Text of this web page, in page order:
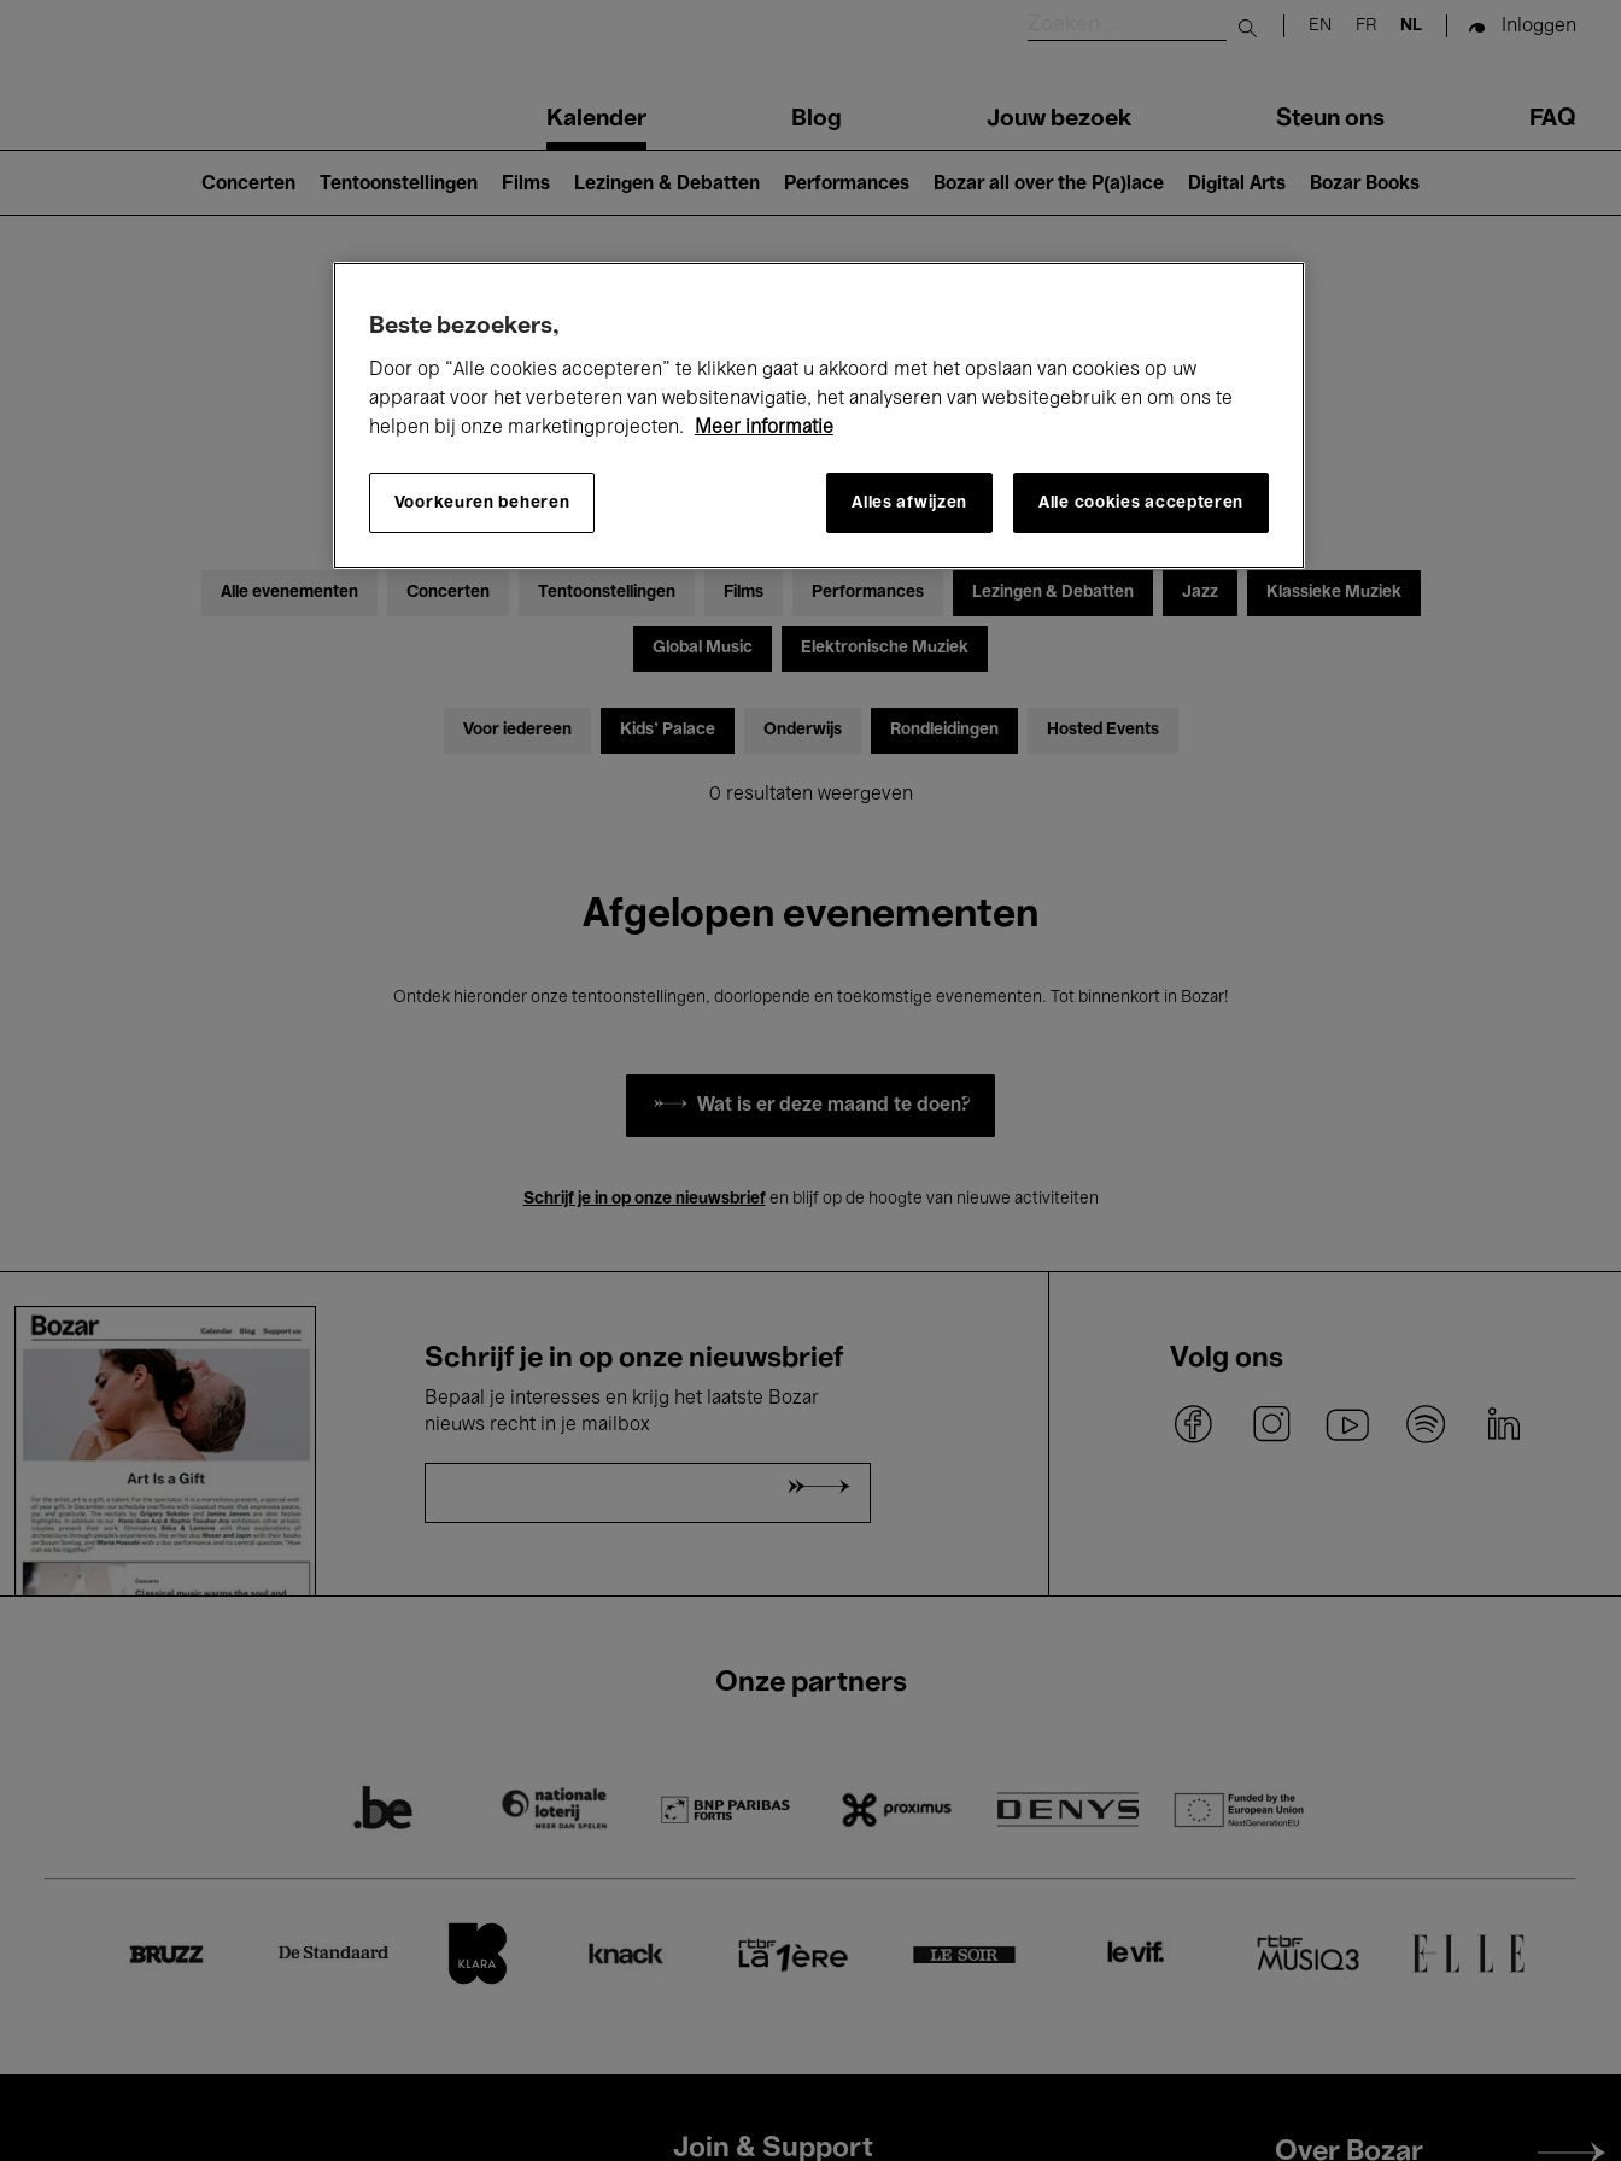
Submit search
EN FR NL Inloggen
navigationKalender Blog Jouw bezoek Steun ons FAQ
2)
Concerten Tentoonstellingen Films Lezingen & Debatten Performances Bozar all over the P(a)lace Digital Arts Bozar Books
Alle evenementen Concerten Tentoonstellingen Films Performances Lezingen & Debatten Jazz Klassieke Muziek
Global Music Elektronische Muziek
Voor iedereen Kids’ Palace Onderwijs Rondleidingen Hosted Events
0 resultaten weergeven
Afgelopen evenementen
Ontdek hieronder onze tentoonstellingen, doorlopende en toekomstige evenementen. Tot binnenkort in Bozar!
Wat is er deze maand te doen?
Schrijf je in op onze nieuwsbriefen blijf op de hoogte van nieuwe activiteiten
Schrijf je in op onze nieuwsbrief
Bepaal je interesses en krijg het laatste Bozar
nieuws recht in je mailbox
Volg ons
Onze partners
Join & Support
Footer
Over Bozar
Beste bezoekers,
Door op “Alle cookies accepteren” te klikken gaat u akkoord met het opslaan van cookies op uw
apparaat voor het verbeteren van websitenavigatie, het analyseren van websitegebruik en om ons te
helpen bij onze marketingprojecten.
Meer informatie
Voorkeuren beheren Alles afwijzen Alle cookies accepteren